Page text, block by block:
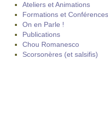
Ateliers et Animations
Formations et Conférences
On en Parle !
Publications
Chou Romanesco
Scorsonères (et salsifis)